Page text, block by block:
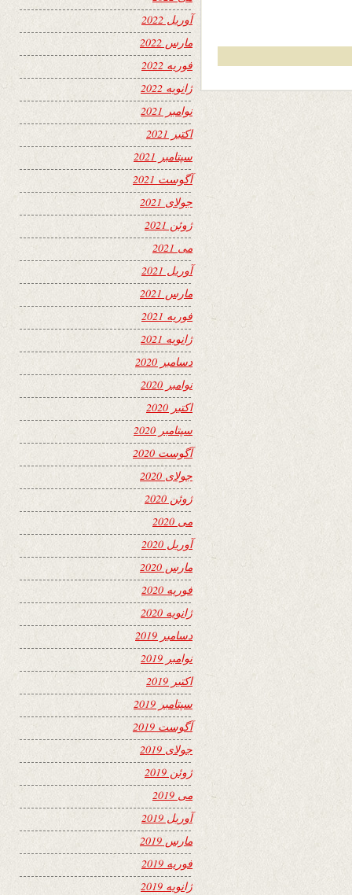
آوریل 2022
مارس 2022
فوریه 2022
ژانویه 2022
نوامبر 2021
اکتبر 2021
سپتامبر 2021
آگوست 2021
جولای 2021
ژوئن 2021
می 2021
آوریل 2021
مارس 2021
فوریه 2021
ژانویه 2021
دسامبر 2020
نوامبر 2020
اکتبر 2020
سپتامبر 2020
آگوست 2020
جولای 2020
ژوئن 2020
می 2020
آوریل 2020
مارس 2020
فوریه 2020
ژانویه 2020
دسامبر 2019
نوامبر 2019
اکتبر 2019
سپتامبر 2019
آگوست 2019
جولای 2019
ژوئن 2019
می 2019
آوریل 2019
مارس 2019
فوریه 2019
ژانویه 2019